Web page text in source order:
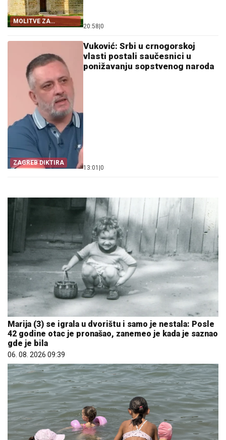
MOLITVE ZA
ZDRAVLJE I USPJEH
20:58 0
ZAGREB DIKTIRA
Vuković: Srbi u crnogorskoj
vlasti postali saučesnici u
ponižavanju sopstvenog naroda
13:01 0
Marija (3) se igrala u dvorištu i samo je nestala: Posle
42 godine otac je pronašao, zanemeo je kada je saznao
gde je bila
06. 08. 2026 09:39